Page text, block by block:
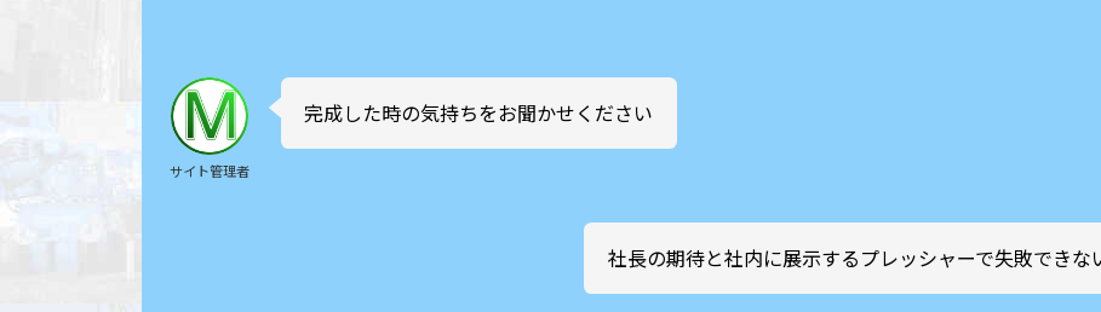
サイト管理者
完成した時の気持ちをお聞かせください
社長の期待と社内に展示するプレッシャーで失敗できな